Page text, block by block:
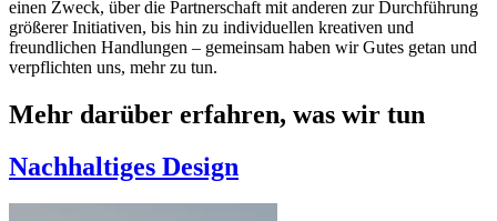
einen Zweck, über die Partnerschaft mit anderen zur Durchführung
größerer Initiativen, bis hin zu individuellen kreativen und
freundlichen Handlungen – gemeinsam haben wir Gutes getan und
verpflichten uns, mehr zu tun.
Mehr darüber erfahren, was wir tun
Nachhaltiges Design